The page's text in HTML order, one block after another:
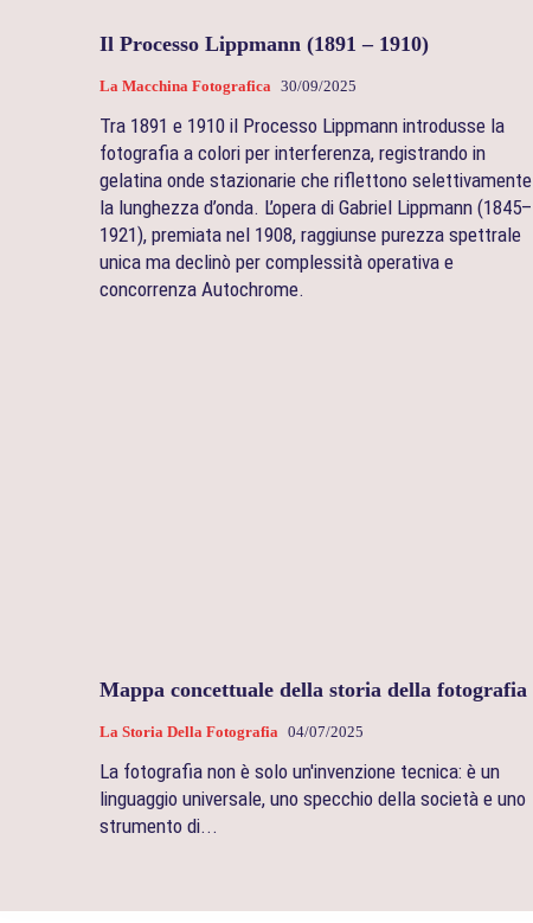
Il Processo Lippmann (1891 – 1910)
La Macchina Fotografica 30/09/2025
Tra 1891 e 1910 il Processo Lippmann introdusse la
fotografia a colori per interferenza, registrando in
gelatina onde stazionarie che riflettono selettivamente
la lunghezza d’onda. L’opera di Gabriel Lippmann (1845–
1921), premiata nel 1908, raggiunse purezza spettrale
unica ma declinò per complessità operativa e
concorrenza Autochrome.
Mappa concettuale della storia della fotografia
La Storia Della Fotografia 04/07/2025
La fotografia non è solo un'invenzione tecnica: è un
linguaggio universale, uno specchio della società e uno
strumento di...